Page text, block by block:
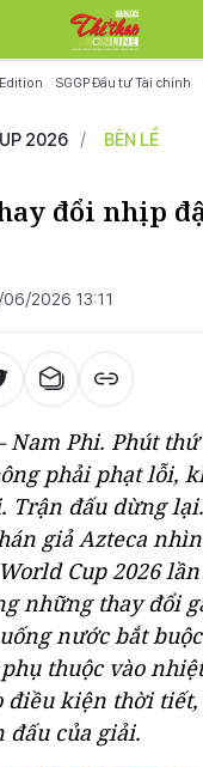
SGGP Đầu tư Tài chính
2026 BÊN LỀ
đổi nhịp
2026 13:11
Nam Phi. Phút
phải phạt lỗi,
Trận đấu dừng
giả Azteca
Cup 2026
những thay đổi
nước bắt
thuộc vào
điều kiện thời tiết,
đấu của giải.